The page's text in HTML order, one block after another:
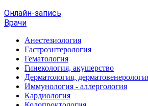
Онлайн-запись
Врачи
Анестезиология
Гастроэнтерология
Гематология
Гинекология, акушерство
Дерматология,
Иммунология - аллергология
Кардиология